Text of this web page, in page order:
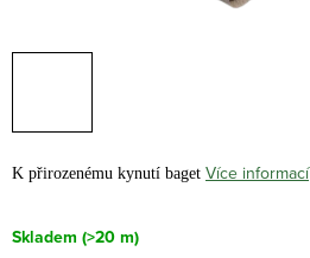
K přirozenému kynutí baget Více informací
Skladem (>20 m)